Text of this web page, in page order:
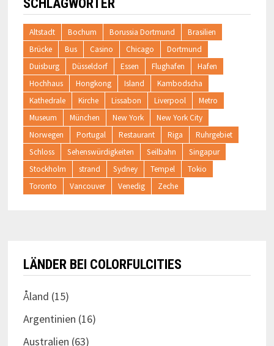
SCHLAGWÖRTER
Altstadt Bochum Borussia Dortmund
Brasilien
Brücke
Bus Casino Chicago
Dortmund
Duisburg
Düsseldorf Essen Flughafen
Hafen
Hochhaus
Hongkong Island
Kambodscha
Kathedrale
Kirche Lissabon Liverpool
Metro
Museum
München New York
New York City
Norwegen
Portugal Restaurant Riga
Ruhrgebiet
Schloss
Sehenswürdigkeiten Seilbahn
Singapur
Stockholm
strand Sydney Tempel
Tokio
Toronto
Vancouver Venedig Zeche
LÄNDER BEI COLORFULCITIES
Åland (15)
Argentinien (16)
Australien (63)